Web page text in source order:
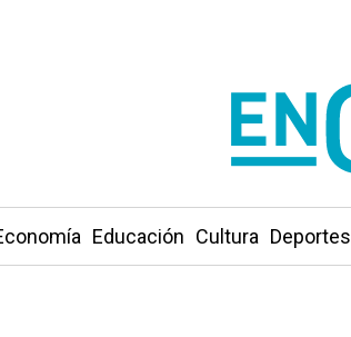
Educación Cultura Deportes